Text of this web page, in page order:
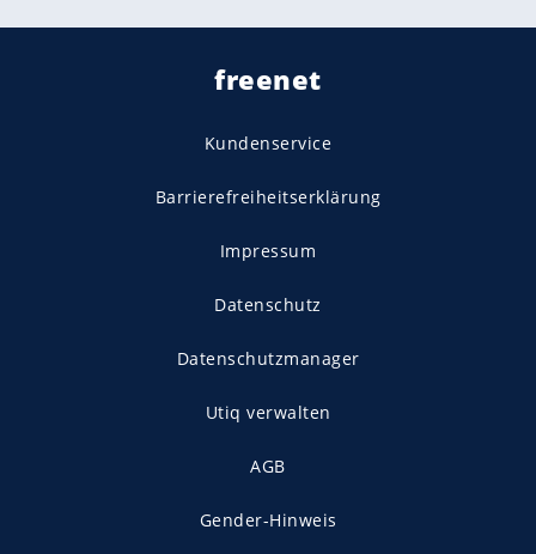
freenet
Kundenservice
Barrierefreiheitserklärung
Impressum
Datenschutz
Datenschutzmanager
Utiq verwalten
AGB
Gender-Hinweis